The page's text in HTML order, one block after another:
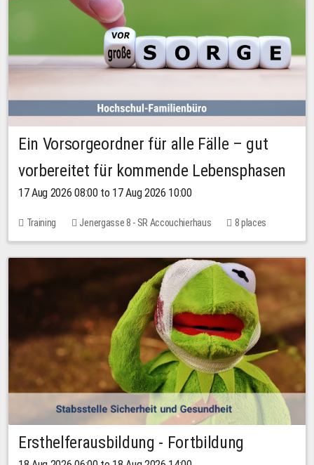
Ein Vorsorgeordner für alle Fälle – gut
vorbereitet für kommende Lebensphasen
17 Aug 2026 08:00 to 17 Aug 2026 10:00
Training Jenergasse 8 - SR Accouchierhaus 8 places
Ersthelferausbildung - Fortbildung